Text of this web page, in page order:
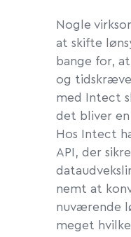
Nogle
at skifte
bange for,
og
med Intect
det bliver
Hos Intect
API, der
nemt at
nuværende
meget